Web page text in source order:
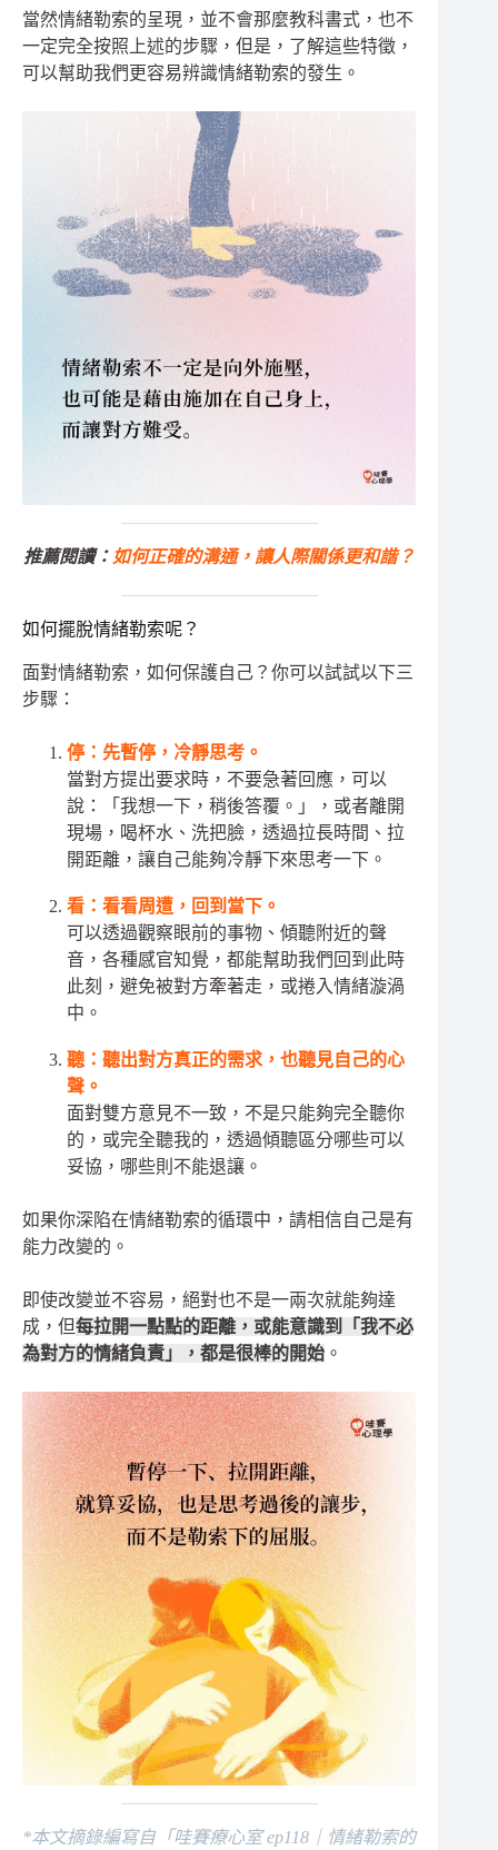
當然情緒勒索的呈現，並不會那麼教科書式，也不
一定完全按照上述的步驟，但是，了解這些特徵，
可以幫助我們更容易辨識情緒勒索的發生。
推薦閱讀： 如何正確的溝通，讓人際關係更和諧？
如何擺脫情緒勒索呢？
面對情緒勒索，如何保護自己？你可以試試以下三
步驟：
停：先暫停，冷靜思考。
當對方提出要求時，不要急著回應，可以
說：「我想一下，稍後答覆。」，或者離開
現場，喝杯水、洗把臉，透過拉長時間、拉
開距離，讓自己能夠冷靜下來思考一下。
看：看看周遭，回到當下。
可以透過觀察眼前的事物、傾聽附近的聲
音，各種感官知覺，都能幫助我們回到此時
此刻，避免被對方牽著走，或捲入情緒漩渦
中。
聽：聽出對方真正的需求，也聽見自己的心
聲。
面對雙方意見不一致，不是只能夠完全聽你
的，或完全聽我的，透過傾聽區分哪些可以
妥協，哪些則不能退讓。
如果你深陷在情緒勒索的循環中，請相信自己是有
能力改變的。
即使改變並不容易，絕對也不是一兩次就能夠達
成，但每拉開一點點的距離，或能意識到「我不必
為對方的情緒負責」，都是很棒的開始 。
*本文摘錄編寫自「哇賽療心室 ep118｜情緒勒索的